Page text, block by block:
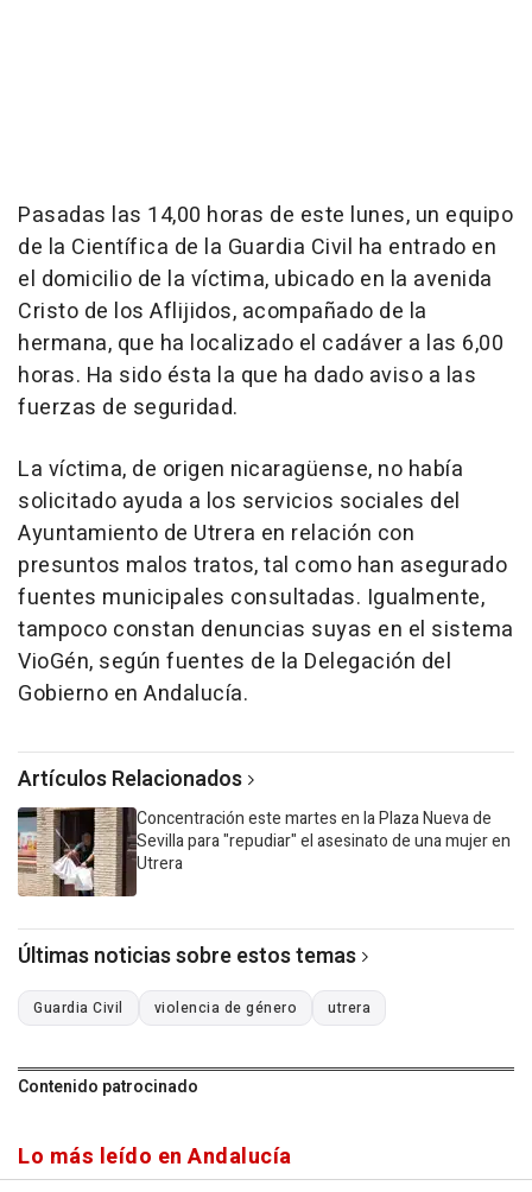
Pasadas las 14,00 horas de este lunes, un equipo
de la Científica de la Guardia Civil ha entrado en
el domicilio de la víctima, ubicado en la avenida
Cristo de los Aflijidos, acompañado de la
hermana, que ha localizado el cadáver a las 6,00
horas. Ha sido ésta la que ha dado aviso a las
fuerzas de seguridad.
La víctima, de origen nicaragüense, no había
solicitado ayuda a los servicios sociales del
Ayuntamiento de Utrera en relación con
presuntos malos tratos, tal como han asegurado
fuentes municipales consultadas. Igualmente,
tampoco constan denuncias suyas en el sistema
VioGén, según fuentes de la Delegación del
Gobierno en Andalucía.
Artículos Relacionados
Concentración este martes en la Plaza Nueva de
Sevilla para "repudiar" el asesinato de una mujer en
Utrera
Últimas noticias sobre estos temas
Guardia Civil violencia de género utrera
Contenido patrocinado
Lo más leído en Andalucía